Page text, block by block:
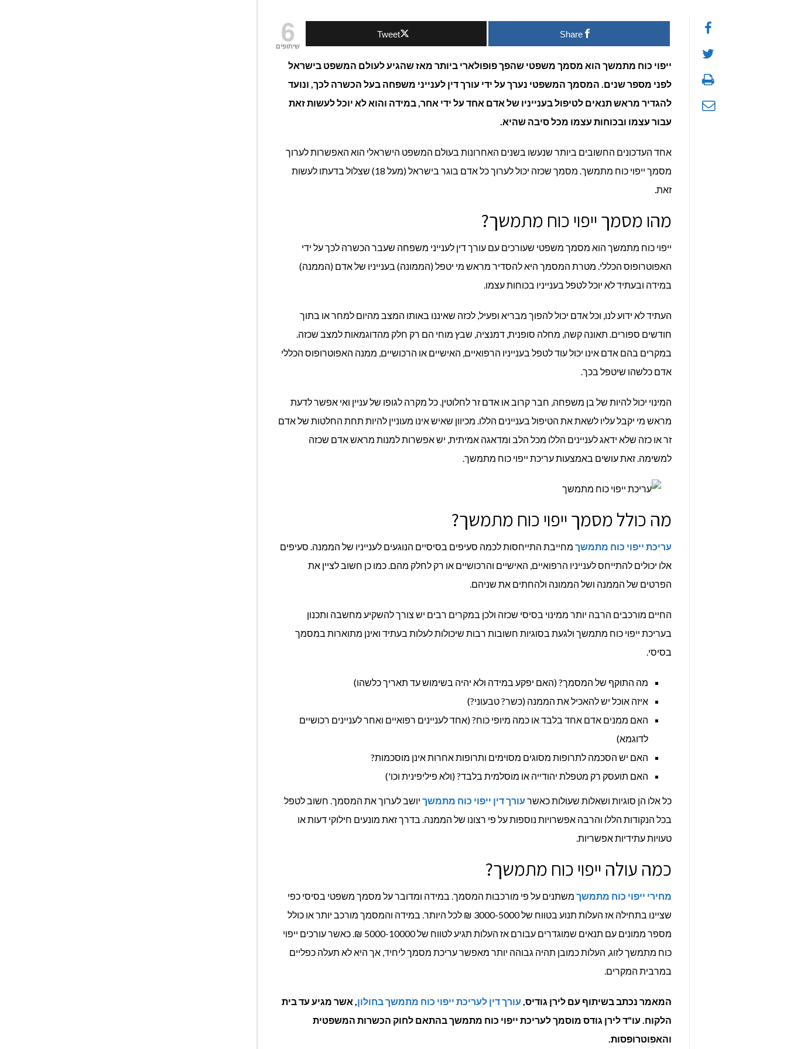
6
שיתופים
Share
Tweet
ייפוי כוח מתמשך הוא מסמך משפטי שהפך פופולארי ביותר מאז שהגיע לעולם המשפט בישראל
לפני מספר שנים. המסמך המשפטי נערך על ידי עורך דין לענייני משפחה בעל הכשרה לכך, ונועד
להגדיר מראש תנאים לטיפול בענייניו של אדם אחד על ידי אחר, במידה והוא לא יוכל לעשות זאת
עבור עצמו ובכוחות עצמו מכל סיבה שהיא.
אחד העדכונים החשובים ביותר שנעשו בשנים האחרונות בעולם המשפט הישראלי הוא האפשרות לערוך
מסמך ייפוי כוח מתמשך. מסמך שכזה יכול לערוך כל אדם בוגר בישראל (מעל 18) שצלול בדעתו לעשות
זאת.
מהו מסמך ייפוי כוח מתמשך?
ייפוי כוח מתמשך הוא מסמך משפטי שעורכים עם עורך דין לענייני משפחה שעבר הכשרה לכך על ידי
האפוטרופוס הכללי. מטרת המסמך היא להסדיר מראש מי יטפל (הממונה) בענייניו של אדם (הממנה)
במידה ובעתיד לא יוכל לטפל בענייניו בכוחות עצמו.
העתיד לא ידוע לנו, וכל אדם יכול להפוך מבריא ופעיל, לכזה שאיננו באותו המצב מהיום למחר או בתוך
חודשים ספורים. תאונה קשה, מחלה סופנית, דמנציה, שבץ מוחי הם רק חלק מהדוגמאות למצב שכזה.
במקרים בהם אדם אינו יכול עוד לטפל בענייניו הרפואיים, האישיים או הרכושיים, ממנה האפוטרופוס הכללי
אדם כלשהו שיטפל בכך.
המינוי יכול להיות של בן משפחה, חבר קרוב או אדם זר לחלוטין. כל מקרה לגופו של עניין ואי אפשר לדעת
מראש מי יקבל עליו לשאת את הטיפול בעניינים הללו. מכיוון שאיש אינו מעוניין להיות תחת החלטות של אדם
זר או כזה שלא ידאג לעניינים הללו מכל הלב ומדאגה אמיתית, יש אפשרות למנות מראש אדם שכזה
למשימה. זאת עושים באמצעות עריכת ייפוי כוח מתמשך.
מה כולל מסמך ייפוי כוח מתמשך?
עריכת ייפוי כוח מתמשך מחייבת התייחסות לכמה סעיפים בסיסיים הנוגעים לענייניו של הממנה. סעיפים
אלו יכולים להתייחס לענייניו הרפואיים, האישיים והרכושיים או רק לחלק מהם. כמו כן חשוב לציין את
הפרטים של הממנה ושל הממונה ולהחתים את שניהם.
החיים מורכבים הרבה יותר ממינוי בסיסי שכזה ולכן במקרים רבים יש צורך להשקיע מחשבה ותכנון
בעריכת ייפוי כוח מתמשך ולגעת בסוגיות חשובות רבות שיכולות לעלות בעתיד ואינן מתוארות במסמך
בסיסי.
מה התוקף של המסמך? (האם יפקע במידה ולא יהיה בשימוש עד תאריך כלשהו)
איזה אוכל יש להאכיל את הממנה (כשר? טבעוני?)
האם ממנים אדם אחד בלבד או כמה מיופי כוח? (אחד לעניינים רפואיים ואחר לעניינים רכושיים
לדוגמא)
האם יש הסכמה לתרופות מסוגים מסוימים ותרופות אחרות אינן מוסכמות?
האם תועסק רק מטפלת יהודייה או מוסלמית בלבד? (ולא פיליפינית וכו')
כל אלו הן סוגיות ושאלות שעולות כאשר עורך דין ייפוי כוח מתמשך יושב לערוך את המסמך. חשוב לטפל
בכל הנקודות הללו והרבה אפשרויות נוספות על פי רצונו של הממנה. בדרך זאת מונעים חילוקי דעות או
טעויות עתידיות אפשריות.
כמה עולה ייפוי כוח מתמשך?
מחירי ייפוי כוח מתמשך משתנים על פי מורכבות המסמך. במידה ומדובר על מסמך משפטי בסיסי כפי
שציינו בתחילה אז העלות תנוע בטווח של 3000-5000 ₪ לכל היותר. במידה והמסמך מורכב יותר או כולל
מספר ממונים עם תנאים שמוגדרים עבורם אז העלות תגיע לטווח של 5000-10000 ₪. כאשר עורכים ייפוי
כוח מתמשך לזוג, העלות כמובן תהיה גבוהה יותר מאפשר עריכת מסמך ליחיד, אך היא לא תעלה כפליים
במרבית המקרים.
המאמר נכתב בשיתוף עם לירן גודיס, עורך דין לעריכת ייפוי כוח מתמשך בחולון, אשר מגיע עד בית
הלקוח. עו"ד לירן גודס מוסמך לעריכת ייפוי כוח מתמשך בהתאם לחוק הכשרות המשפטית
והאפוטרופסות.